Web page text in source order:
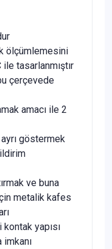
ölçümlemesini
tasarlanmıştır
çerçevede
amacı ile 2
ayrı göstermek
ve buna
metalik kafes
yapısı